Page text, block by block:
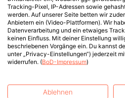
Tracking-Pixel, IP-Adressen sowie
werden. Auf unserer Seite betten wir
Anbietern ein (Video-Plattformen). Wir
Datenverarbeitung und ein etwaiges
keinen Einfluss. Mit deiner Einstellung
beschriebenen Vorgänge ein. Du kannst
unter „Privacy-Einstellungen“) jederzeit
widerrufen. (BoD-Impressum)
Ablehnen